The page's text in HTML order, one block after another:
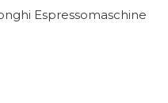
Espressomaschine